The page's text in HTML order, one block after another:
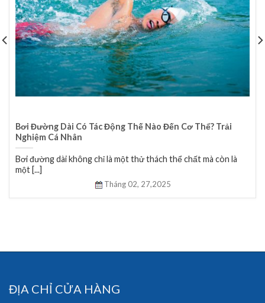
Bơi Đường Dài Có Tác Động Thế Nào Đến Cơ Thể? Trải
Nghiệm Cá Nhân
Bơi đường dài không chỉ là một thử thách thể chất mà còn là
một [...]
Tháng 02, 27,2025
ĐỊA CHỈ CỬA HÀNG